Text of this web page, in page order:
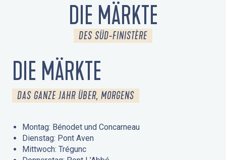
DIE MÄRKTE
DES SÜD-FINISTÈRE
DIE MÄRKTE
DAS GANZE JAHR ÜBER, MORGENS
Montag: Bénodet und Concarneau
Dienstag: Pont Aven
Mittwoch: Trégunc